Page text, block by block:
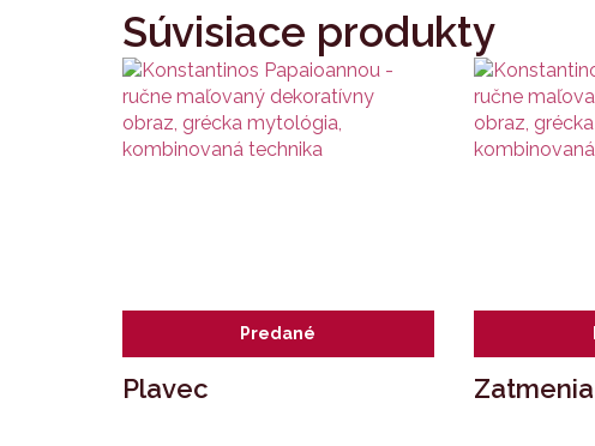
Súvisiace produkty
Predané
Plavec Zatmenia